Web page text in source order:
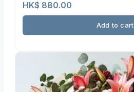
HK$ 880.00
Add to cart